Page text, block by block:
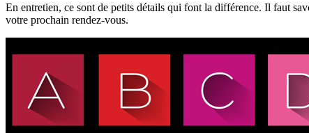
En entretien, ce sont de petits détails qui font la différence. Il faut
votre prochain rendez-vous.